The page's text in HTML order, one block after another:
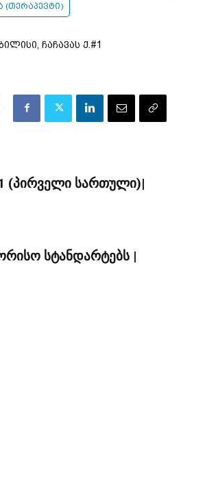
(თერაპევტი)
ᲩᲐᲩᲐᲕᲐᲡ Ქ.#1
1 (პირველი სართული)|
სტანდარტებს |